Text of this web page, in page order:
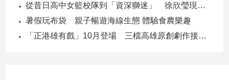
從昔日高中女籃校隊到「資深獅迷」 徐欣瑩現身攻城獅開訓為球隊加油
暑假玩布袋 親子暢遊海線生態 體驗食農樂趣
「正港雄有戲」10月登場 三檔高雄原創劇作接力演出